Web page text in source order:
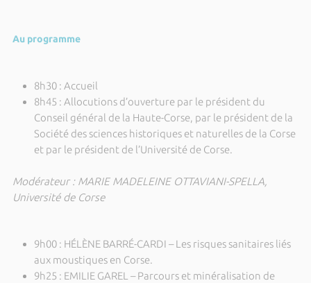
Au programme
8h30 : Accueil
8h45 : Allocutions d’ouverture par le président du
Conseil général de la Haute-Corse, par le président de la
Société des sciences historiques et naturelles de la Corse
et par le président de l’Université de Corse.
Modérateur : MARIE MADELEINE OTTAVIANI-SPELLA,
Université de Corse
9h00 : HÉLÈNE BARRÉ-CARDI – Les risques sanitaires liés
aux moustiques en Corse.
9h25 : EMILIE GAREL – Parcours et minéralisation de